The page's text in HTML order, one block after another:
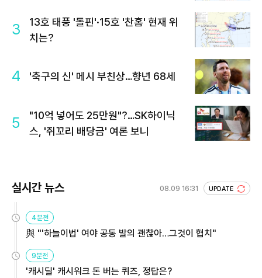
3
13호 태풍 '돌핀'·15호 '찬홈' 현재 위
치는?
4 '축구의 신' 메시 부친상…향년 68세
5
"10억 넣어도 25만원"?…SK하이닉
스, '쥐꼬리 배당금' 여론 보니
실시간 뉴스 08.09 16:31 UPDATE
4분전
與 "'하늘이법' 여야 공동 발의 괜찮아…그것이 협치"
9분전
'캐시딜' 캐시워크 돈 버는 퀴즈, 정답은?